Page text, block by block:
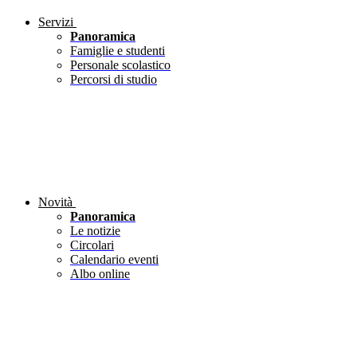
Servizi
Panoramica
Famiglie e studenti
Personale scolastico
Percorsi di studio
Novità
Panoramica
Le notizie
Circolari
Calendario eventi
Albo online